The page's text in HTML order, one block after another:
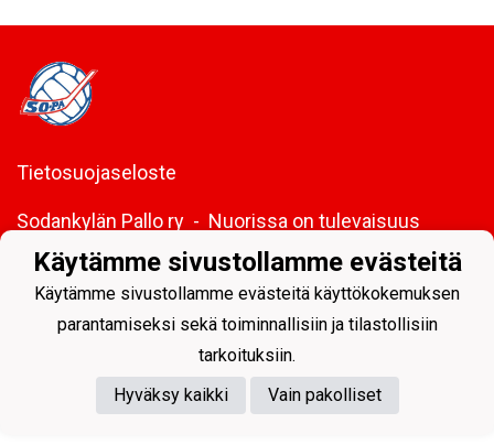
Tietosuojaseloste
Sodankylän Pallo ry - Nuorissa on tulevaisuus
Käytämme sivustollamme evästeitä
Käytämme sivustollamme evästeitä käyttökokemuksen
parantamiseksi sekä toiminnallisiin ja tilastollisiin
tarkoituksiin.
Hyväksy kaikki
Vain pakolliset